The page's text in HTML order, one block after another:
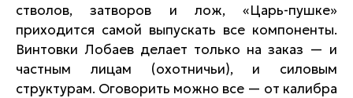
стволов, затворов и лож, «Царь-пушке»
приходится самой выпускать все компоненты.
Винтовки Лобаев делает только на заказ — и
частным лицам (охотничьи), и силовым
структурам. Оговорить можно все — от калибра